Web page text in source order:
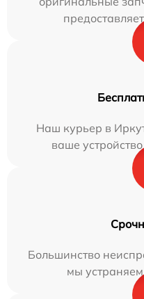
Наш курьер в
ваше
Большинство
мы